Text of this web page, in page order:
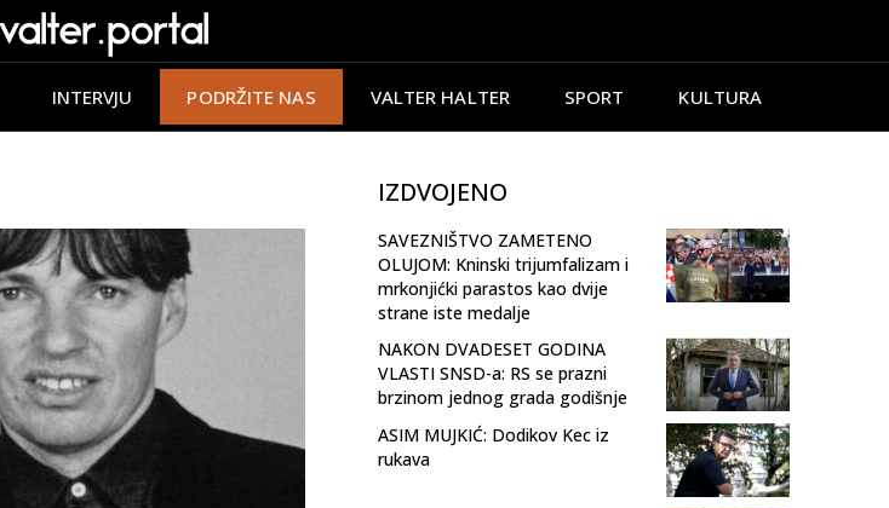
INTERVJU PODRŽITE NAS VALTER HALTER SPORT KULTURA
IZDVOJENO
SAVEZNIŠTVO ZAMETENO
OLUJOM: Kninski trijumfalizam i
mrkonjićki parastos kao dvije
strane iste medalje
NAKON DVADESET GODINA
VLASTI SNSD-a: RS se prazni
brzinom jednog grada godišnje
ASIM MUJKIĆ: Dodikov Kec iz
rukava